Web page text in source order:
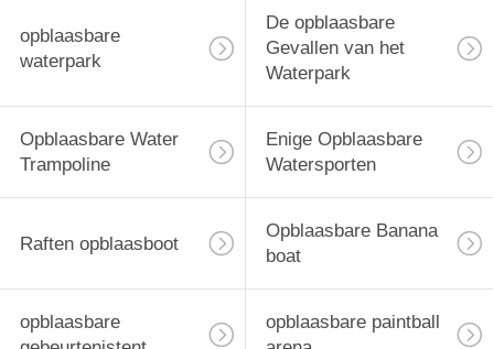
opblaasbare
waterpark
De opblaasbare
Gevallen van het
Waterpark
Opblaasbare Water
Trampoline
Enige Opblaasbare
Watersporten
Raften opblaasboot
Opblaasbare Banana
boat
opblaasbare
opblaasbare paintball